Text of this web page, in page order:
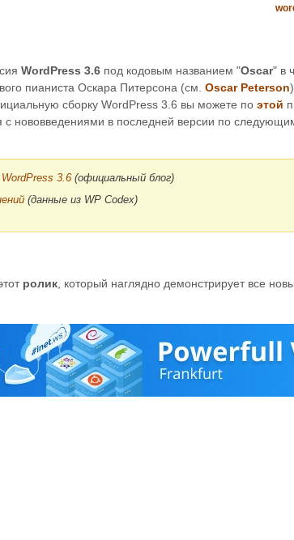
WordPress 3.6 под кодовым названием "Oscar" в
пианиста Оскара Питерсона (см. Oscar Peterson
сборку WordPress 3.6 вы можете по этой
с нововведениями в последней версии по
3.6 (официальный блог)
(данные из WP Codex)
ролик , который наглядно демонстрирует все